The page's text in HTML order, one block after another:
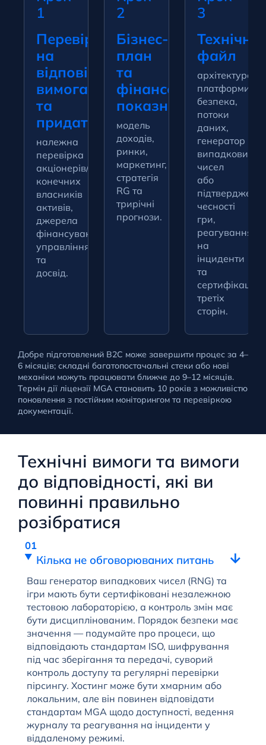
1
Перевірки
на
відповідність
вимогам
та
придатність
належна
перевірка
акціонерів/
конечних
власників
активів,
джерела
фінансування,
управління
та
досвід.
2
Бізнес-
план
та
фінансові
показники
модель
доходів,
ринки,
маркетинг,
стратегія
RG та
трирічні
прогнози.
3
файл
архітектура
платформи,
безпека,
потоки
даних,
генератор
випадкових
чисел
або
чесності
гри,
реагування
на
інциденти
та
сертифікація
третіх
сторін.
Добре підготовлений B2C може завершити процес за 4–
6 місяців; складні багатопостачальні стеки або нові
механіки можуть працювати ближче до 9–12 місяців.
Термін дії ліцензії MGA становить 10 років з можливістю
поновлення з постійним моніторингом та перевіркою
документації.
Технічні вимоги та вимоги
до відповідності, які ви
повинні правильно
розібратися
Кілька не обговорюваних питань
Ваш генератор випадкових чисел (RNG) та
ігри мають бути сертифіковані незалежною
тестовою лабораторією, а контроль змін має
бути дисциплінованим. Порядок безпеки має
значення — подумайте про процеси, що
відповідають стандартам ISO, шифрування
під час зберігання та передачі, суворий
контроль доступу та регулярні перевірки
пірсингу. Хостинг може бути хмарним або
локальним, але він повинен відповідати
стандартам MGA щодо доступності, ведення
журналу та реагування на інциденти у
віддаленому режимі.